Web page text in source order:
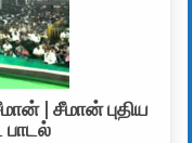
| சீமான் புதிய
பாடல்